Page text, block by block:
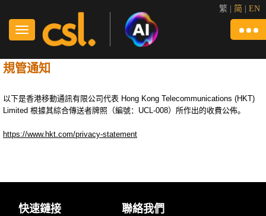
繁 简 EN
規管通知
以下是香港移動通訊有限公司代表 Hong Kong Telecommunications (HKT)
Limited 根據其綜合傳送者牌照（編號：UCL-008）所作出的收費公佈。
https://www.hkt.com/privacy-statement
快速鏈接 聯絡我們